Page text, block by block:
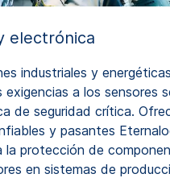
electrónica
industriales y energéticas
exigencias a los sensores
de seguridad crítica.
y pasantes
la protección de
en sistemas de